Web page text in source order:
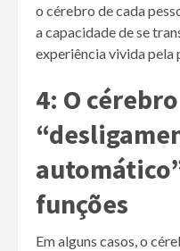
o cérebro de cada
a capacidade de se
experiência vivida pela
4: O
funções
Em alguns casos, o